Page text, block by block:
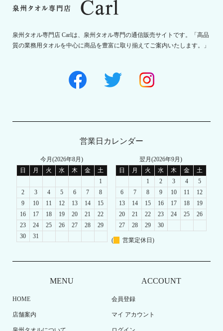
泉州タオル専門店 Carlは、泉州タオル専門の通信販売サイトです。「高品
質の業務用タオルを中心に商品を豊富に取り揃えてご案内いたします。」
営業日カレンダー
今月(2026年8月)
日
月 火 水 木 金
土
1
2
3 4 5 6 7
8
9
10 11 12 13 14
15
16
17 18 19 20 21
22
23
24 25 26 27 28
29
30
31
翌月(2026年9月)
日
月 火 水 木 金
土
1
2 3 4
5
6
7 8 9 10 11
12
13
14 15 16 17 18
19
20
21 22 23 24 25
26
27
28 29 30
( 営業定休日)
MENU
HOME
店舗案内
ACCOUNT
会員登録
マイ アカウント